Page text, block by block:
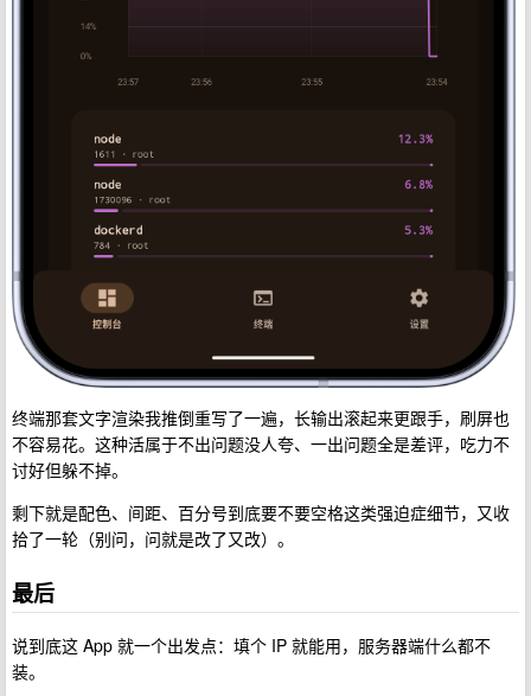
终端那套文字渲染我推倒重写了一遍，长输出滚起来更跟手，刷屏也
不容易花。这种活属于不出问题没人夸、一出问题全是差评，吃力不
讨好但躲不掉。
剩下就是配色、间距、百分号到底要不要空格这类强迫症细节，又收
拾了一轮（别问，问就是改了又改）。
最后
说到底这 App 就一个出发点：填个 IP 就能用，服务器端什么都不
装。